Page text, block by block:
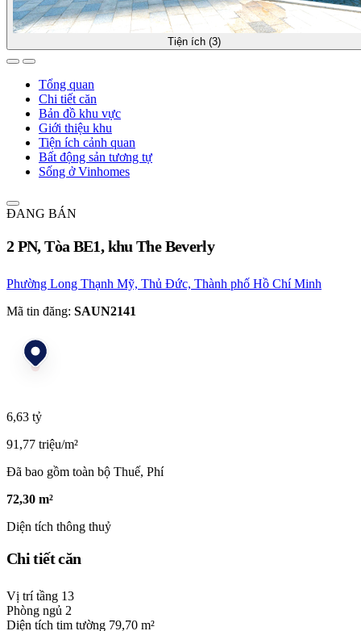
Tiện ích (3)
Tổng quan
Chi tiết căn
Bản đồ khu vực
Giới thiệu khu
Tiện ích cảnh quan
Bất động sản tương tự
Sống ở Vinhomes
ĐANG BÁN
2 PN, Tòa BE1, khu The Beverly
Phường Long Thạnh Mỹ, Thủ Đức, Thành phố Hồ Chí Minh
Mã tin đăng: SAUN2141
6,63 tỷ
91,77 triệu/m²
Đã bao gồm toàn bộ Thuế, Phí
72,30 m²
Diện tích thông thuỷ
Chi tiết căn
Vị trí tầng 13
Phòng ngủ 2
Diện tích tim tường 79,70 m²